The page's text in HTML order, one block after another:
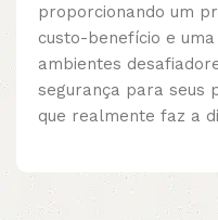
proporcionando um
custo-benefício e
ambientes
segurança para seus
que realmente faz a